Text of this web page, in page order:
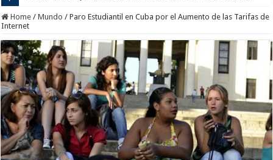
Home / Mundo / Paro Estudiantil en Cuba por el Aumento de las Tarifas de
Internet